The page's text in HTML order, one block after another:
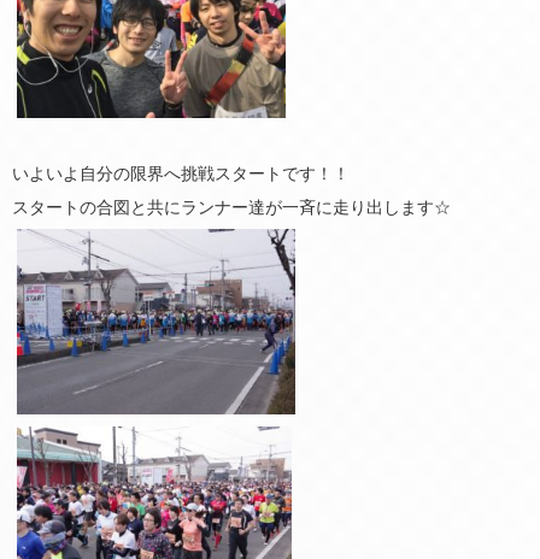
いよいよ自分の限界へ挑戦スタートです！！
スタートの合図と共にランナー達が一斉に走り出します☆